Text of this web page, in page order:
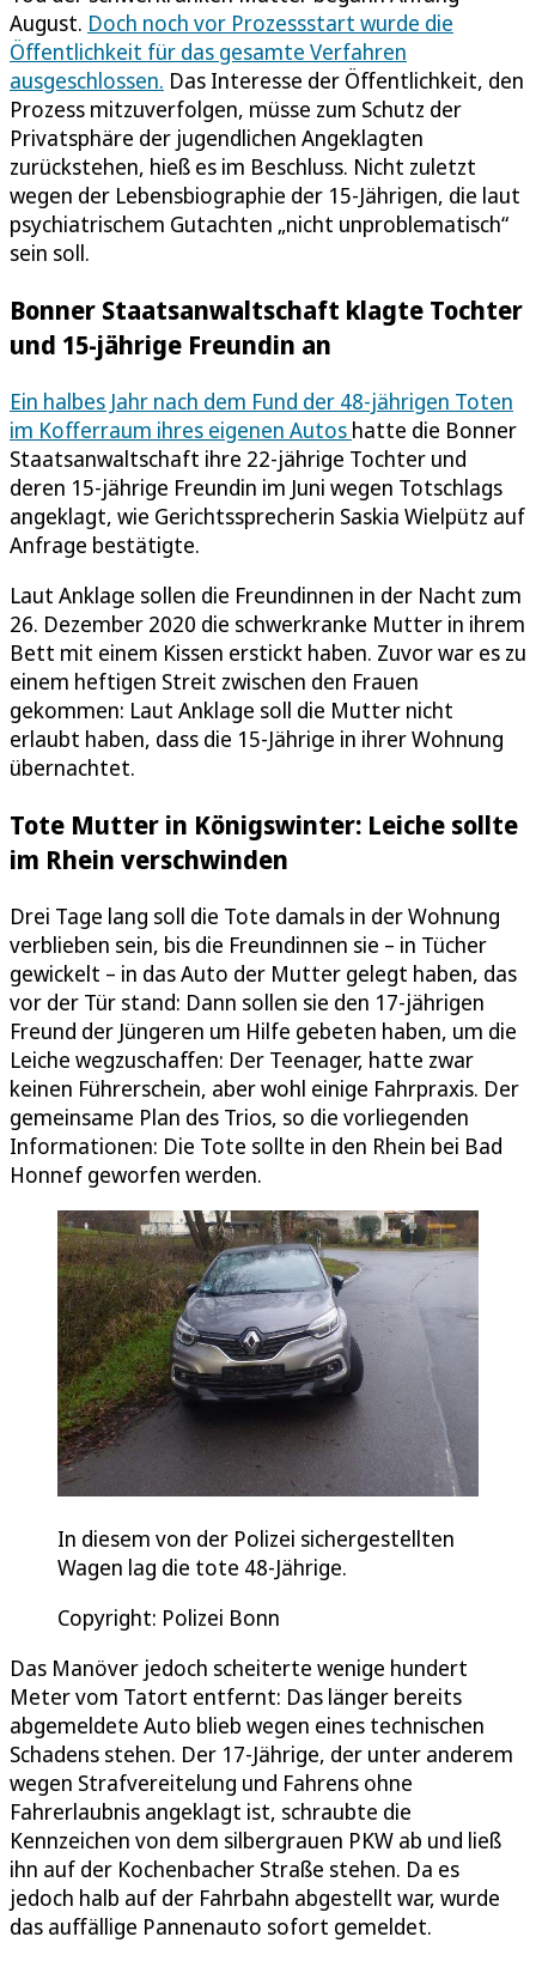
August. Doch noch vor Prozessstart wurde die
Öffentlichkeit für das gesamte Verfahren
ausgeschlossen. Das Interesse der Öffentlichkeit, den
Prozess mitzuverfolgen, müsse zum Schutz der
Privatsphäre der jugendlichen Angeklagten
zurückstehen, hieß es im Beschluss. Nicht zuletzt
wegen der Lebensbiographie der 15-Jährigen, die laut
psychiatrischem Gutachten „nicht unproblematisch“
sein soll.
Bonner Staatsanwaltschaft klagte Tochter
und 15-jährige Freundin an
Ein halbes Jahr nach dem Fund der 48-jährigen Toten
im Kofferraum ihres eigenen Autos hatte die Bonner
Staatsanwaltschaft ihre 22-jährige Tochter und
deren 15-jährige Freundin im Juni wegen Totschlags
angeklagt, wie Gerichtssprecherin Saskia Wielpütz auf
Anfrage bestätigte.
Laut Anklage sollen die Freundinnen in der Nacht zum
26. Dezember 2020 die schwerkranke Mutter in ihrem
Bett mit einem Kissen erstickt haben. Zuvor war es zu
einem heftigen Streit zwischen den Frauen
gekommen: Laut Anklage soll die Mutter nicht
erlaubt haben, dass die 15-Jährige in ihrer Wohnung
übernachtet.
Tote Mutter in Königswinter: Leiche sollte
im Rhein verschwinden
Drei Tage lang soll die Tote damals in der Wohnung
verblieben sein, bis die Freundinnen sie – in Tücher
gewickelt – in das Auto der Mutter gelegt haben, das
vor der Tür stand: Dann sollen sie den 17-jährigen
Freund der Jüngeren um Hilfe gebeten haben, um die
Leiche wegzuschaffen: Der Teenager, hatte zwar
keinen Führerschein, aber wohl einige Fahrpraxis. Der
gemeinsame Plan des Trios, so die vorliegenden
Informationen: Die Tote sollte in den Rhein bei Bad
Honnef geworfen werden.
In diesem von der Polizei sichergestellten
Wagen lag die tote 48-Jährige.
Copyright: Polizei Bonn
Das Manöver jedoch scheiterte wenige hundert
Meter vom Tatort entfernt: Das länger bereits
abgemeldete Auto blieb wegen eines technischen
Schadens stehen. Der 17-Jährige, der unter anderem
wegen Strafvereitelung und Fahrens ohne
Fahrerlaubnis angeklagt ist, schraubte die
Kennzeichen von dem silbergrauen PKW ab und ließ
ihn auf der Kochenbacher Straße stehen. Da es
jedoch halb auf der Fahrbahn abgestellt war, wurde
das auffällige Pannenauto sofort gemeldet.